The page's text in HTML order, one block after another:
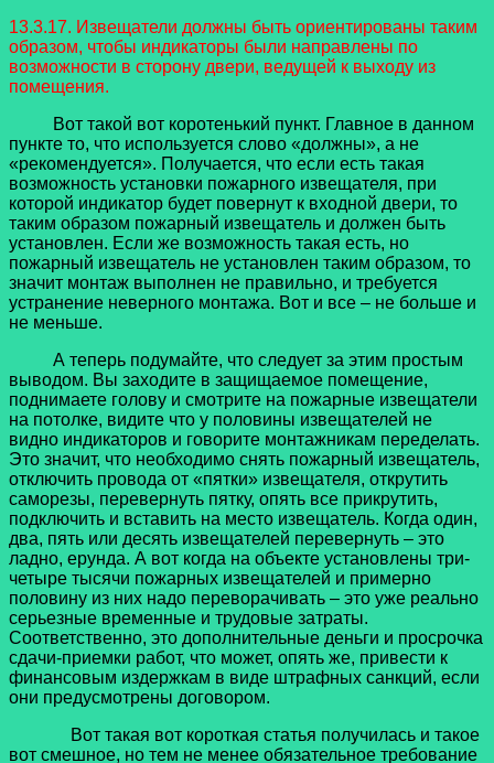
13.3.17. Извещатели должны быть ориентированы таким
образом, чтобы индикаторы были направлены по
возможности в сторону двери, ведущей к выходу из
помещения.
Вот такой вот коротенький пункт. Главное в данном
пункте то, что используется слово «должны», а не
«рекомендуется». Получается, что если есть такая
возможность установки пожарного извещателя, при
которой индикатор будет повернут к входной двери, то
таким образом пожарный извещатель и должен быть
установлен. Если же возможность такая есть, но
пожарный извещатель не установлен таким образом, то
значит монтаж выполнен не правильно, и требуется
устранение неверного монтажа. Вот и все – не больше и
не меньше.
А теперь подумайте, что следует за этим простым
выводом. Вы заходите в защищаемое помещение,
поднимаете голову и смотрите на пожарные извещатели
на потолке, видите что у половины извещателей не
видно индикаторов и говорите монтажникам переделать.
Это значит, что необходимо снять пожарный извещатель,
отключить провода от «пятки» извещателя, открутить
саморезы, перевернуть пятку, опять все прикрутить,
подключить и вставить на место извещатель. Когда один,
два, пять или десять извещателей перевернуть – это
ладно, ерунда. А вот когда на объекте установлены три-
четыре тысячи пожарных извещателей и примерно
половину из них надо переворачивать – это уже реально
серьезные временные и трудовые затраты.
Соответственно, это дополнительные деньги и просрочка
сдачи-приемки работ, что может, опять же, привести к
финансовым издержкам в виде штрафных санкций, если
они предусмотрены договором.
Вот такая вот короткая статья получилась и такое
вот смешное, но тем не менее обязательное требование